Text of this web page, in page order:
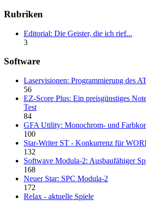
Rubriken
Editorial: Die Geister, die ich rief...
3
Software
Laservisionen: Programmierung des
56
EZ-Score Plus: Ein preisgünstiges
Test
84
GFA Utility: Monochrom- und
100
Star-Writer ST - Konkurrenz für
132
Softwave Modula-2: Ausbaufähiger
168
Neuer Star: SPC Modula-2
172
Relax - aktuelle Spiele